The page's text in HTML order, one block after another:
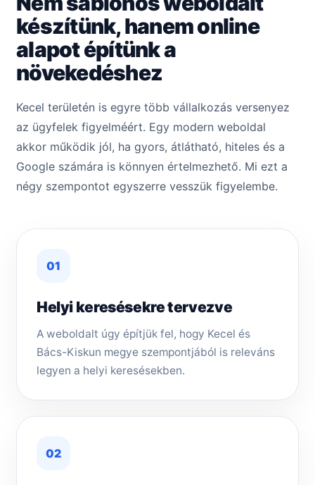
készítünk, hanem online
alapot építünk a
növekedéshez
Kecel területén is egyre több vállalkozás versenyez
az ügyfelek figyelméért. Egy modern weboldal
akkor működik jól, ha gyors, átlátható, hiteles és a
Google számára is könnyen értelmezhető. Mi ezt a
négy szempontot egyszerre vesszük figyelembe.
01
Helyi keresésekre tervezve
A weboldalt úgy építjük fel, hogy Kecel és
Bács-Kiskun megye szempontjából is releváns
legyen a helyi keresésekben.
02